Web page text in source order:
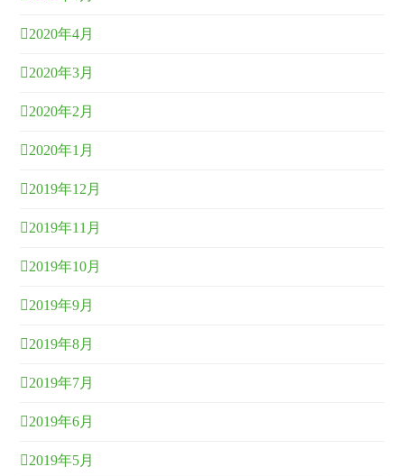
2020年4月
2020年3月
2020年2月
2020年1月
2019年12月
2019年11月
2019年10月
2019年9月
2019年8月
2019年7月
2019年6月
2019年5月